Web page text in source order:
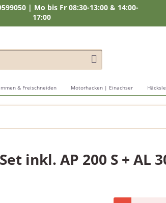
| Mo bis Fr 08:30-13:00 & 14:00-
17:00
& Freischneiden Motorhacken | Einachser
inkl. AP 200 S + AL